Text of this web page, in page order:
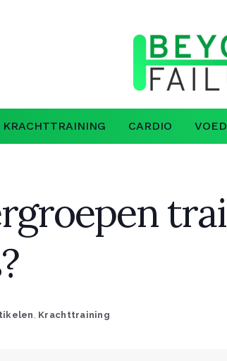
KRACHTTRAINING CARDIO
, Krachttraining